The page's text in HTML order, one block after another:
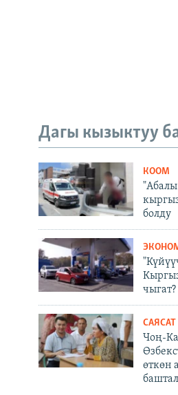
Дагы кызыктуу
КООМ
болду
чыгат?
САЯСАТ
Чоң-
өткөн